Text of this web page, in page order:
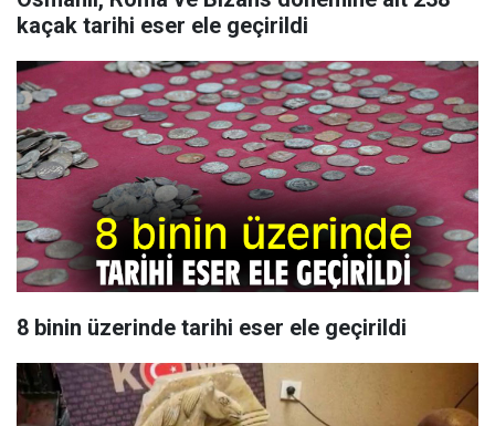
kaçak tarihi eser ele geçirildi
8 binin üzerinde tarihi eser ele geçirildi